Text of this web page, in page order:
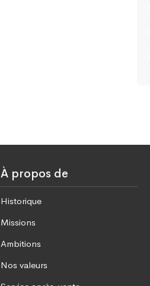
À propos de
Historique
Missions
Ambitions
Nos valeurs